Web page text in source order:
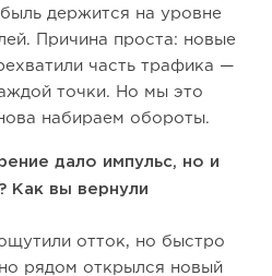
держится на уровне
Причина проста: новые
часть трафика —
точки. Но мы это
набираем обороты.
дало импульс, но и
Как вы вернули
отток, но быстро
рядом открылся новый